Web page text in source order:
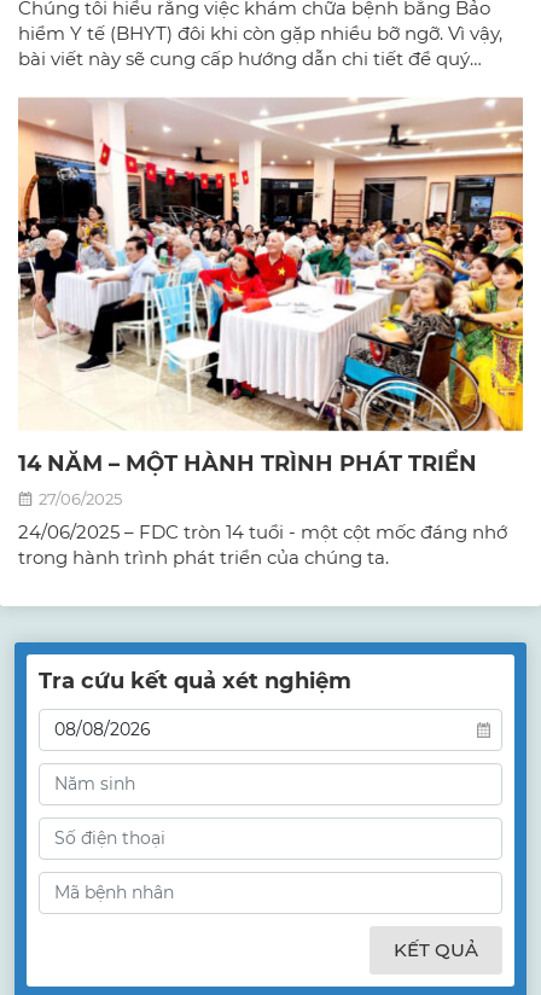
Chúng tôi hiểu rằng việc khám chữa bệnh bằng Bảo
hiểm Y tế (BHYT) đôi khi còn gặp nhiều bỡ ngỡ. Vì vậy,
bài viết này sẽ cung cấp hướng dẫn chi tiết để quý
quả nhất tại phòng khám đa khoa Bác sĩ gia đình hà
Nội.
14 NĂM – MỘT HÀNH TRÌNH PHÁT TRIỂN
27/06/2025
24/06/2025 – FDC tròn 14 tuổi - một cột mốc đáng nhớ
trong hành trình phát triển của chúng ta.
Tra cứu kết quả xét nghiệm
KẾT QUẢ